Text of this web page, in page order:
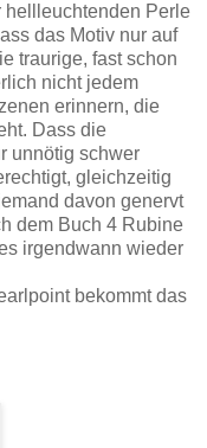
Perle
das Motiv nur auf
traurige, fast schon
nicht jedem
erinnern, die
Dass die
unnötig schwer
gleichzeitig
davon genervt
dem Buch 4 Rubine
irgendwann wieder
bekommt das